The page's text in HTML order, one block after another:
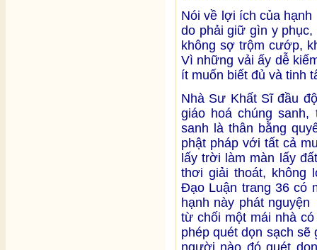
Nói về lợi ích của hạnh
do phải giữ gìn y
không sợ trộm cướp,
Vì những vải ấy dễ
ít muốn biết đủ và tinh
Nhà Sư Khất Sĩ đầu
giáo hoá chúng
sanh là thân bằng
phật pháp với tất cả
lấy trời làm màn lấy
thơi giải thoát, không
Đạo Luận trang 36 có
hạnh này phát
từ chối một mái nhà
phép quét dọn sạch
người nào đó quét